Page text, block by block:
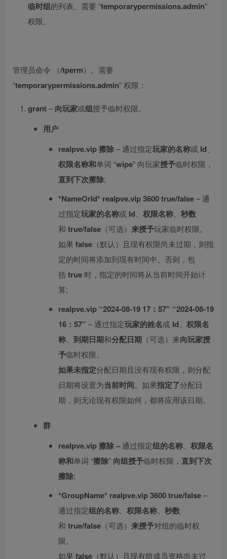
临时组的列表。需要 “temporarypermissions.admin”
权限。
管理员命令 （/tperm）。需要
“temporarypermissions.admin” 权限：
grant–向玩家或组授予临时权限。
用户
realpve.vip 擦除– 通过指定玩家的名称或 Id
权限名称和单词 “wipe” 向玩家授予临时权限，
直到下次擦除;
*NameOrId* realpve.vip 3600 true/false– 通
过指定玩家的名称或 Id 权限名称 秒数
和 true/false （可选） 来授予玩家临时权限。
如果 false （默认）且现有权限尚未过期，则指
定的时间将添加到现有时间中。否则，包
括true 时，指定的时间将从当前时间开始计
算;
realpve.vip “2024-08-19 17：57” “2024-08-19
16：57” – 通过指定玩家的姓名或 Id
权限名
称
到期日期和分配日期 （可选）来向玩家授
予临时权限。
如果未指定分配日期且没有现有权限，则分配
日期将设置为当前时间。如果指定了分配日
期，则无论现有权限如何，都将应用该日期。
群
realpve.vip 擦除 –通过指定组的名称
权限名
称和单词 “擦除” 向组授予临时权限， 直到下次
擦除;
*GroupName* realpve.vip 3600 true/false–
通过指定组的名称 权限名称 秒数
和 true/false （可选） 来授予对组的临时权
限。
如果 false （默认）且现有组成员资格尚未过